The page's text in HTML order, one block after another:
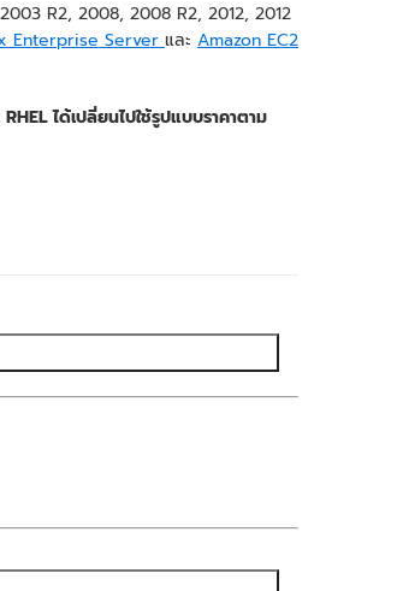
R2, 2008, 2008 R2, 2012, 2012
Enterprise Server และ Amazon EC2
ได้เปลี่ยนไปใช้รูปแบบราคาตาม